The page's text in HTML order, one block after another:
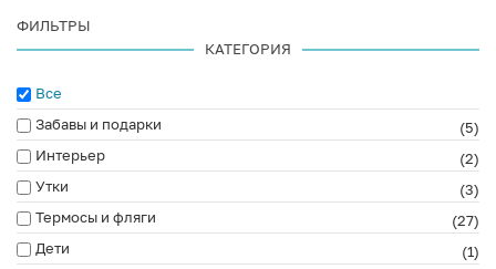
ФИЛЬТРЫ
КАТЕГОРИЯ
Все
Забавы и подарки
(5)
Интерьер
(2)
Утки
(3)
Термосы и фляги
(27)
Дети
(1)